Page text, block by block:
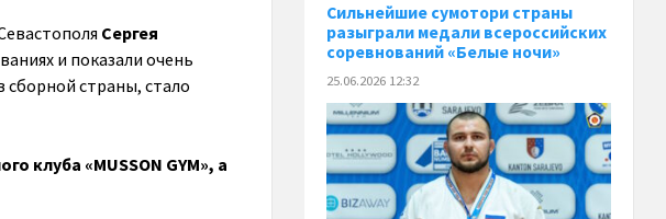
Сергея
и показали очень
сборной страны, стало
клуба «MUSSON GYM», а
Сильнейшие сумотори страны
разыграли медали всероссийских
соревнований «Белые ночи»
25.06.2026 12:32